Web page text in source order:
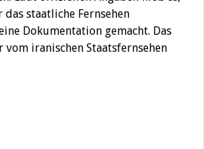
staatliche Fernsehen
Dokumentation gemacht. Das
iranischen Staatsfernsehen